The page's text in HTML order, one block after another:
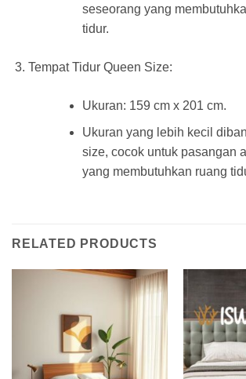
seseorang yang
tidur.
Tempat Tidur Queen Size:
Ukuran: 159 cm x 201 cm.
Ukuran yang lebih kecil
size, cocok untuk pasangan
yang membutuhkan ruang
RELATED PRODUCTS